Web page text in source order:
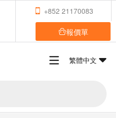
+852 21170083
報價單
繁體中文